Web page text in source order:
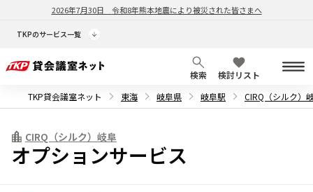
2026年7月30日 令和8年熊本地震により被災された皆さまへ
TKPのサービス一覧
検索
検討リスト
TKP貸会議室ネット
東海 岐阜県 岐阜駅 CIRQ（シルク）
CIRQ（シルク）岐阜
オプションサービス